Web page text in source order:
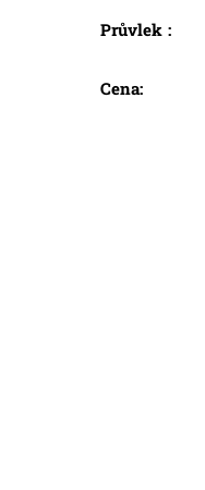
Průvlek :
Cena: